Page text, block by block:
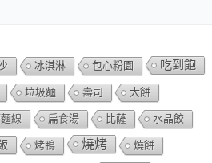
冰淇淋 包心粉園 吃到飽
垃圾麵 壽司 大餅
線 扁食湯 比薩 水晶餃
烤鴨 燒烤 燒餅